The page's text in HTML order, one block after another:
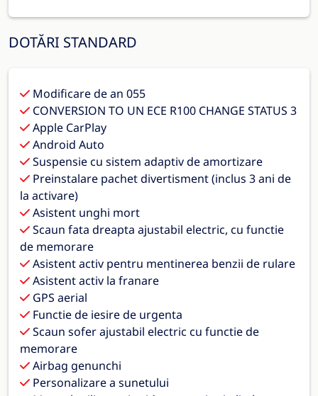
DOTĂRI STANDARD
Modificare de an 055
CONVERSION TO UN ECE R100 CHANGE STATUS 3
Apple CarPlay
Android Auto
Suspensie cu sistem adaptiv de amortizare
Preinstalare pachet divertisment (inclus 3 ani de
la activare)
Asistent unghi mort
Scaun fata dreapta ajustabil electric, cu functie
de memorare
Asistent activ pentru mentinerea benzii de rulare
Asistent activ la franare
GPS aerial
Functie de iesire de urgenta
Scaun sofer ajustabil electric cu functie de
memorare
Airbag genunchi
Personalizare a sunetului